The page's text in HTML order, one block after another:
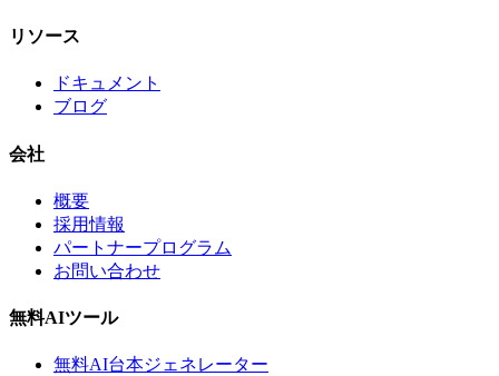
リソース
ドキュメント
ブログ
会社
概要
採用情報
パートナープログラム
お問い合わせ
無料AIツール
無料AI台本ジェネレーター